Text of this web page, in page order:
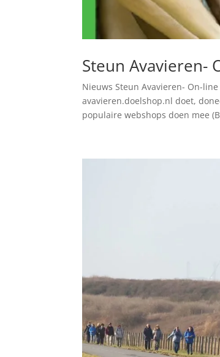
Steun Avavieren-
Nieuws Steun Avavieren- On-
avavieren.doelshop.nl doet,
populaire webshops doen mee